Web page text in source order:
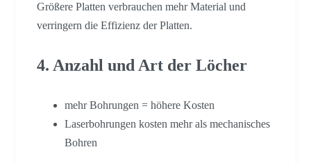
Größere Platten verbrauchen mehr Material und
verringern die Effizienz der Platten.
4. Anzahl und Art der Löcher
mehr Bohrungen = höhere Kosten
Laserbohrungen kosten mehr als mechanisches
Bohren